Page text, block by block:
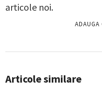
articole noi.
Articole similare